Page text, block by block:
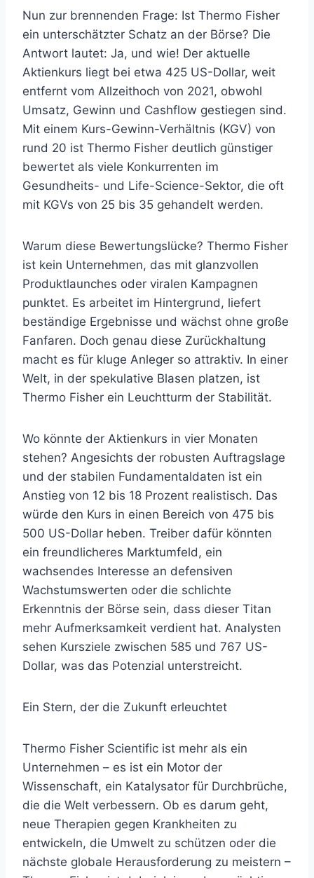
Nun zur brennenden Frage: Ist Thermo Fisher
ein unterschätzter Schatz an der Börse? Die
Antwort lautet: Ja, und wie! Der aktuelle
Aktienkurs liegt bei etwa 425 US-Dollar, weit
entfernt vom Allzeithoch von 2021, obwohl
Umsatz, Gewinn und Cashflow gestiegen sind.
Mit einem Kurs-Gewinn-Verhältnis (KGV) von
rund 20 ist Thermo Fisher deutlich günstiger
bewertet als viele Konkurrenten im
Gesundheits- und Life-Science-Sektor, die oft
mit KGVs von 25 bis 35 gehandelt werden.
Warum diese Bewertungslücke? Thermo Fisher
ist kein Unternehmen, das mit glanzvollen
Produktlaunches oder viralen Kampagnen
punktet. Es arbeitet im Hintergrund, liefert
beständige Ergebnisse und wächst ohne große
Fanfaren. Doch genau diese Zurückhaltung
macht es für kluge Anleger so attraktiv. In einer
Welt, in der spekulative Blasen platzen, ist
Thermo Fisher ein Leuchtturm der Stabilität.
Wo könnte der Aktienkurs in vier Monaten
stehen? Angesichts der robusten Auftragslage
und der stabilen Fundamentaldaten ist ein
Anstieg von 12 bis 18 Prozent realistisch. Das
würde den Kurs in einen Bereich von 475 bis
500 US-Dollar heben. Treiber dafür könnten
ein freundlicheres Marktumfeld, ein
wachsendes Interesse an defensiven
Wachstumswerten oder die schlichte
Erkenntnis der Börse sein, dass dieser Titan
mehr Aufmerksamkeit verdient hat. Analysten
sehen Kursziele zwischen 585 und 767 US-
Dollar, was das Potenzial unterstreicht.
Ein Stern, der die Zukunft erleuchtet
Thermo Fisher Scientific ist mehr als ein
Unternehmen – es ist ein Motor der
Wissenschaft, ein Katalysator für Durchbrüche,
die die Welt verbessern. Ob es darum geht,
neue Therapien gegen Krankheiten zu
entwickeln, die Umwelt zu schützen oder die
nächste globale Herausforderung zu meistern –